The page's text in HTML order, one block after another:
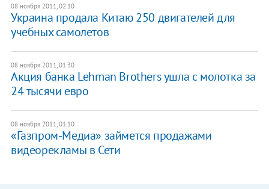
08 ноября 2011, 02:10
Украина продала Китаю 250 двигателей для
учебных самолетов
08 ноября 2011, 01:30
Акция банка Lehman Brothers ушла с молотка за
24 тысячи евро
08 ноября 2011, 01:10
«Газпром-Медиа» займется продажами
видеорекламы в Сети